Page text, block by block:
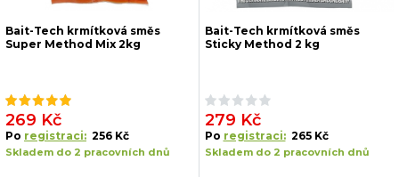
Bait-Tech krmítková směs
Super Method Mix 2kg
269 Kč
Po registraci: 256 Kč
Skladem do 2 pracovních dnů
Bait-Tech krmítková směs
Sticky Method 2 kg
279 Kč
Po registraci: 265 Kč
Skladem do 2 pracovních dnů